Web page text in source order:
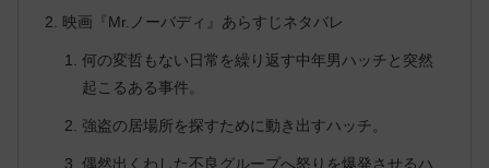
映画『Mr.ノーバディ』あらすじネタバレ
何の変哲もない日常を繰り返す中年男ハッチと突然
起こるある事件。
強盗の居場所を探すために動き出すハッチ。
偶然出くわした不良グループへ怒りを爆発させるハ